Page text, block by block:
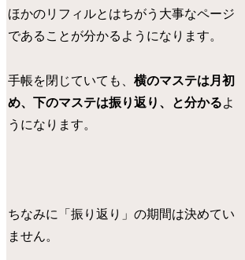
ほかのリフィルとはちがう大事なページ
であることが分かるようになります。
手帳を閉じていても、横のマステは月初
め、下のマステは振り返り、と分かるよ
うになります。
ちなみに「振り返り」の期間は決めてい
ません。